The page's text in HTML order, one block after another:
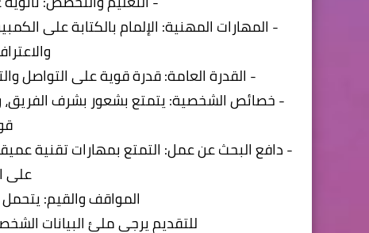
- المهارات المهنية: الإلمام بالكتابة على
- القدرة العامة: قدرة قوية على التواصل
- خصائص الشخصية: يتمتع بشعور بشرف الفريق،
- دافع البحث عن عمل: التمتع بمهارات تقنية
على
المواقف والقيم:
للتقديم يرجى ملئ البيانات